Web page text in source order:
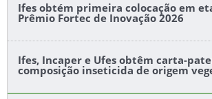
Ifes obtém primeira colocação em
Prêmio Fortec de Inovação 2026
Ifes, Incaper e Ufes obtêm carta-
composição inseticida de origem